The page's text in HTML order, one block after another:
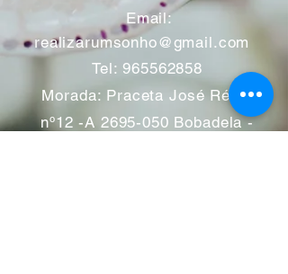
​Email:
realizarumsonho@gmail.com
Tel: 965562858
Morada: Praceta José Régio
nº12 -A 2695-050 Bobadela -